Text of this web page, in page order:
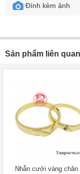
Đính kèm ảnh
Sản phẩm liên quan
Nhẫn cưới vàng chân